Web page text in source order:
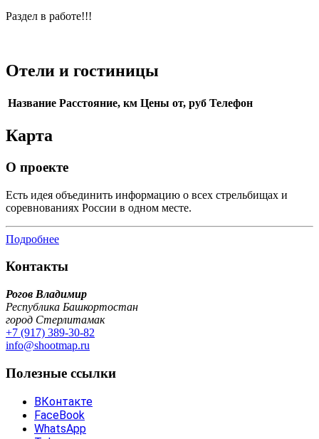
Раздел в работе!!!
Отели и гостиницы
Название Расстояние, км Цены от, руб Телефон
Карта
О проекте
Есть идея объединить информацию о всех стрельбищах и
соревнованиях России в одном месте.
Подробнее
Контакты
Рогов Владимир
Республика Башкортостан
город Стерлитамак
+7 (917) 389-30-82
info@shootmap.ru
Полезные ссылки
ВКонтакте
FaceBook
WhatsApp